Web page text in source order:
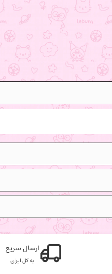
ارسال سریع
به کل ایران